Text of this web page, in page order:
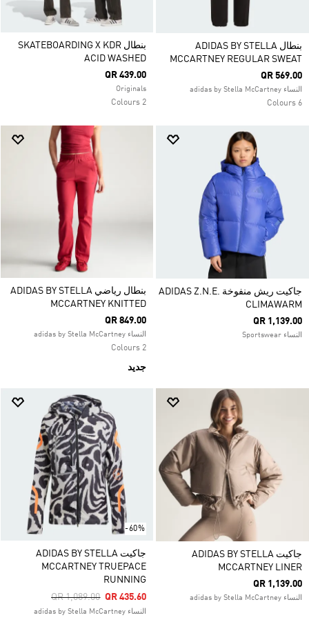
بنطال ADIDAS BY STELLA
MCCARTNEY REGULAR SWEAT
QR 569.00
النساء adidas by Stella McCartney
6 Colours
بنطال SKATEBOARDING X KDR
ACID WASHED
QR 439.00
Originals
2 Colours
جاكيت ريش منفوخة ADIDAS Z.N.E.
CLIMAWARM
QR 1,139.00
النساء Sportswear
بنطال رياضي ADIDAS BY STELLA
MCCARTNEY KNITTED
QR 849.00
النساء adidas by Stella McCartney
2 Colours
جديد
جاكيت ADIDAS BY STELLA
MCCARTNEY LINER
QR 1,139.00
النساء adidas by Stella McCartney
-60%
جاكيت ADIDAS BY STELLA
MCCARTNEY TRUEPACE
RUNNING
Price Reduced From
QR 1,089.00ToQR 435.60
النساء adidas by Stella McCartney